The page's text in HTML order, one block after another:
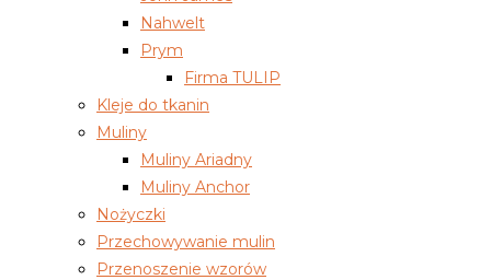
Nahwelt
Prym
Firma TULIP
Kleje do tkanin
Muliny
Muliny Ariadny
Muliny Anchor
Nożyczki
Przechowywanie mulin
Przenoszenie wzorów